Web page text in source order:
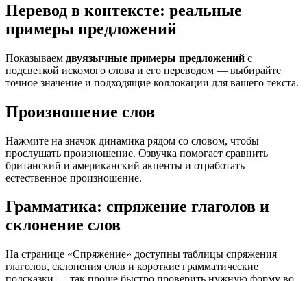
Перевод в контексте: реальные
примеры предложений
Показываем двуязычные примеры предложений с
подсветкой искомого слова и его переводом — выбирайте
точное значение и подходящие коллокации для вашего текста.
Произношение слов
Нажмите на значок динамика рядом со словом, чтобы
прослушать произношение. Озвучка помогает сравнить
британский и американский акценты и отработать
естественное произношение.
Грамматика: спряжение глаголов и
склонение слов
На странице «Спряжение» доступны таблицы спряжения
глаголов, склонения слов и короткие грамматические